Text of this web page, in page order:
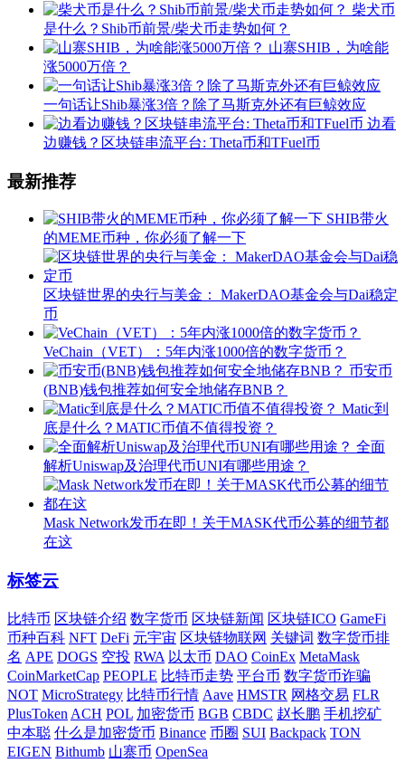
柴犬币
是什么？Shib币前景/柴犬币走势如何？
山寨SHIB，为啥能
涨5000万倍？
一句话让Shib暴涨3倍？除了马斯克外还有巨鲸效应
边看
边赚钱？区块链串流平台: Theta币和TFuel币
最新推荐
SHIB带火
的MEME币种，你必须了解一下
区块链世界的央行与美金： MakerDAO基金会与Dai稳定
币
VeChain（VET）：5年内涨1000倍的数字货币？
币安币
(BNB)钱包推荐如何安全地储存BNB？
Matic到
底是什么？MATIC币值不值得投资？
全面
解析Uniswap及治理代币UNI有哪些用途？
Mask Network发币在即！关于MASK代币公募的细节都
在这
标签云
比特币 区块链介绍 数字货币 区块链新闻 区块链ICO GameFi
币种百科 NFT DeFi 元宇宙 区块链物联网 关键词 数字货币排
名 APE DOGS 空投 RWA 以太币 DAO CoinEx MetaMask
CoinMarketCap PEOPLE 比特币走势 平台币 数字货币诈骗
NOT MicroStrategy 比特币行情 Aave HMSTR 网格交易 FLR
PlusToken ACH POL 加密货币 BGB CBDC 赵长鹏 手机挖矿
中本聪 什么是加密货币 Binance 币圈 SUI Backpack TON
EIGEN Bithumb 山寨币 OpenSea